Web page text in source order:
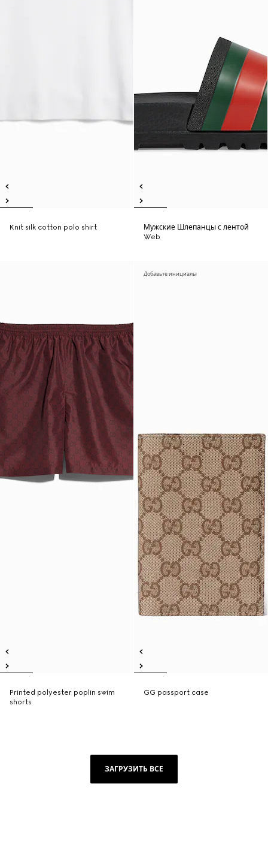
Knit silk cotton polo shirt
Мужские Шлепанцы с лентой
Web
Printed polyester poplin swim
shorts
Добавьте инициалы
GG passport case
ЗАГРУЗИТЬ ВСЕ